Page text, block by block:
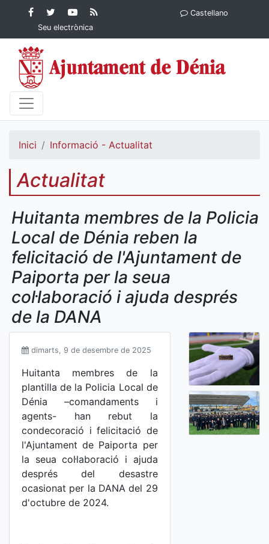
Contingut principalFacebook
Ajuntament de Dénia
Twitter
Ajuntament de
Dénia
YouTube
Ajuntament
de Dénia
Ajuntament
Seu electrònica
Castellano
Inici Informació - Actualitat
Actualitat
Huitanta membres de la Policia
Local de Dénia reben la
felicitació de l'Ajuntament de
Paiporta per la seua
col·laboració i ajuda després
de la DANA
dimarts, 9 de desembre de 2025
Huitanta membres de la
plantilla de la Policia Local de
Dénia –comandaments i
agents- han rebut la
condecoració i felicitació de
l'Ajuntament de Paiporta per
la seua col·laboració i ajuda
després del desastre
ocasionat per la DANA del 29
d'octubre de 2024.